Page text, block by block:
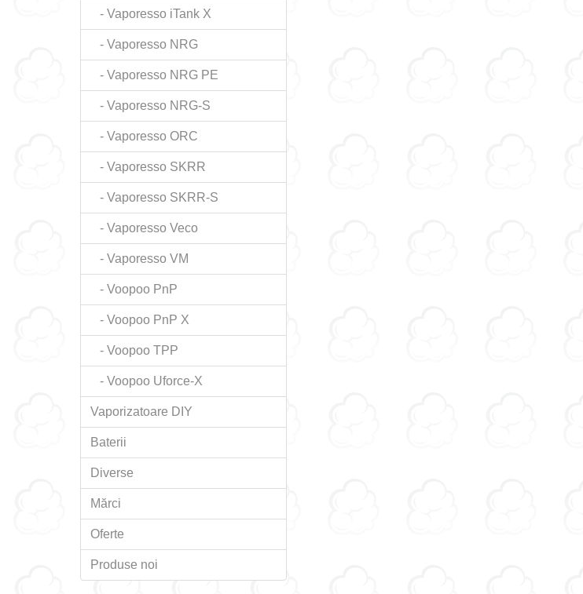
- Vaporesso iTank X
- Vaporesso NRG
- Vaporesso NRG PE
- Vaporesso NRG-S
- Vaporesso ORC
- Vaporesso SKRR
- Vaporesso SKRR-S
- Vaporesso Veco
- Vaporesso VM
- Voopoo PnP
- Voopoo PnP X
- Voopoo TPP
- Voopoo Uforce-X
Vaporizatoare DIY
Baterii
Diverse
Mărci
Oferte
Produse noi